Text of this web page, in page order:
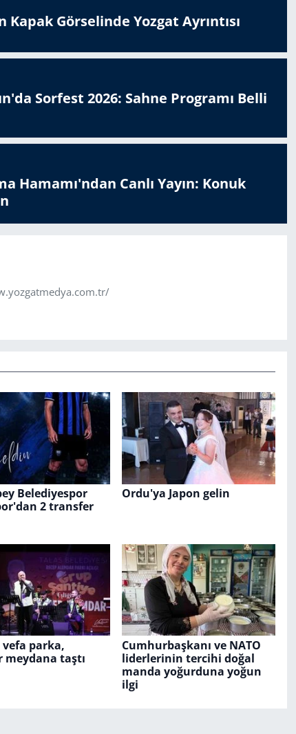
Görselinde Yozgat Ayrıntısı
Sorfest 2026: Sahne Programı Belli
Hamamı'ndan Canlı Yayın: Konuk
Belediyespor
2 transfer
Ordu'ya Japon gelin
parka,
taştı
Cumhurbaşkanı ve NATO
liderlerinin tercihi doğal
manda yoğurduna yoğun
ilgi